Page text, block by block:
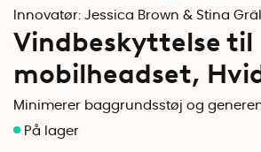
Innovatør: Jessica Brown & Stina
Vindbeskyttelse til
mobilheadset,
Minimerer baggrundsstøj og